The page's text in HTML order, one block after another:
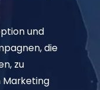
und
die
zu
Marketing